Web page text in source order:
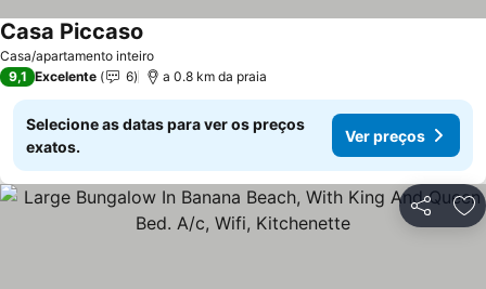
Casa/apartamento inteiro
Casa Piccaso
9,1 Excelente 6 a 0.8 km da praia
Selecione as datas para ver os preços
exatos.
Ver preços
Partilhar